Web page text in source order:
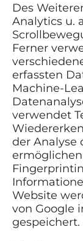
Des
Analytics u.
Ferner
erfassten
Machine-
verwendet
der Analyse
ermöglichen
Website
von Google
gespeichert.